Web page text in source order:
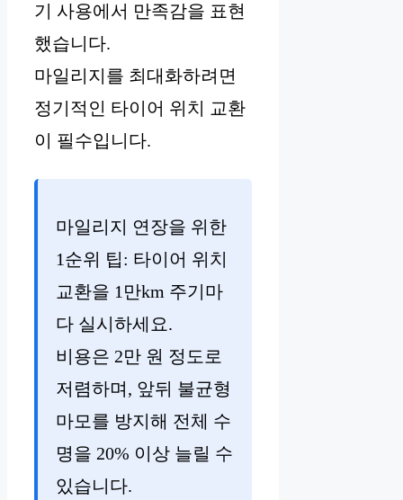
기 사용에서 만족감을 표현
했습니다.
마일리지를 최대화하려면
정기적인 타이어 위치 교환
이 필수입니다.
마일리지 연장을 위한
1순위 팁: 타이어 위치
교환을 1만km 주기마
다 실시하세요.
비용은 2만 원 정도로
저렴하며, 앞뒤 불균형
마모를 방지해 전체 수
명을 20% 이상 늘릴 수
있습니다.